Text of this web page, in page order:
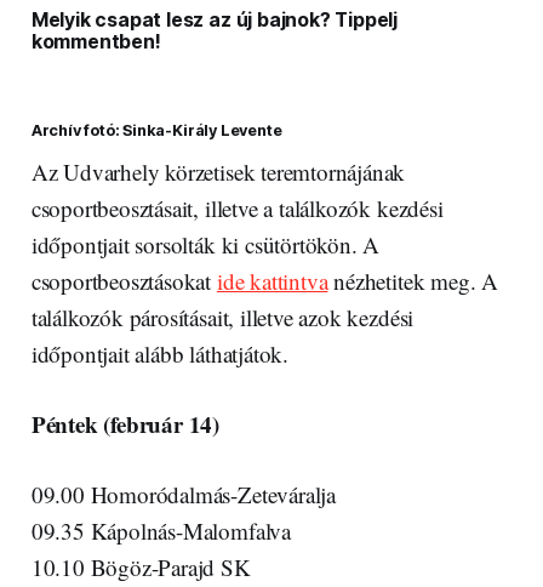
Melyik csapat lesz az új bajnok? Tippelj
kommentben!
Archív fotó: Sinka-Király Levente
Az Udvarhely körzetisek teremtornájának
csoportbeosztásait, illetve a találkozók kezdési
időpontjait sorsolták ki csütörtökön. A
csoportbeosztásokat ide kattintvanézhetitek meg. A
találkozók párosításait, illetve azok kezdési
időpontjait alább láthatjátok.
Péntek (február 14)
09.00 Homoródalmás-Zeteváralja
09.35 Kápolnás-Malomfalva
10.10 Bögöz-Parajd SK